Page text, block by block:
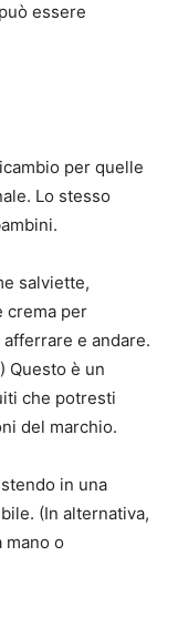
essere
per quelle
Lo stesso
salviette,
crema per
e andare.
Questo è un
che potresti
del marchio.
in una
(In alternativa,
mano o